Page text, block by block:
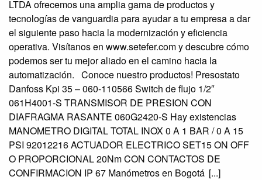
LTDA ofrecemos una amplia gama de productos y
tecnologías de vanguardia para ayudar a tu empresa a dar
el siguiente paso hacia la modernización y eficiencia
operativa. Visítanos en www.setefer.com y descubre cómo
podemos ser tu mejor aliado en el camino hacia la
automatización. Conoce nuestro productos! Presostato
Danfoss Kpi 35 – 060-110566 Switch de flujo 1/2″
061H4001-S TRANSMISOR DE PRESION CON
DIAFRAGMA RASANTE 060G2420-S Hay existencias
MANOMETRO DIGITAL TOTAL INOX 0 A 1 BAR / 0 A 15
PSI 92012216 ACTUADOR ELECTRICO SET15 ON OFF
O PROPORCIONAL 20Nm CON CONTACTOS DE
CONFIRMACION IP 67 Manómetros en Bogotá [...]